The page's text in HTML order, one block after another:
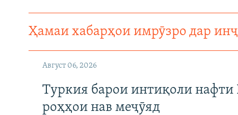
Ҳамаи хабарҳои имрӯзро дар
Август 06, 2026
Туркия барои интиқоли
роҳҳои нав меҷӯяд